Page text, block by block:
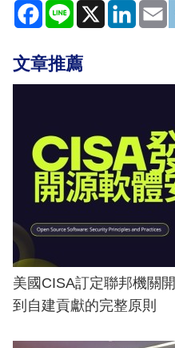
Facebook
Line X
文章推薦
美國CISA訂定聯邦機關
到自建貢獻的完整原則